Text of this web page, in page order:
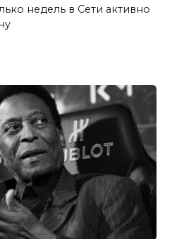
недель в Сети активно